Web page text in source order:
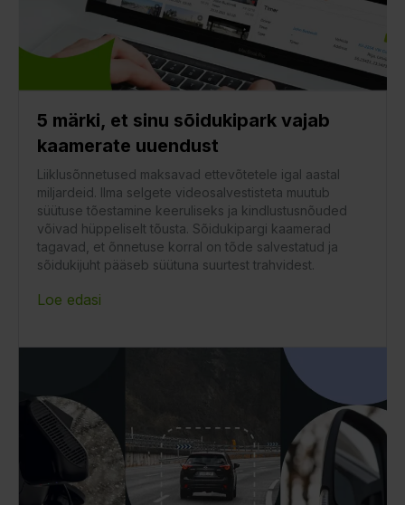
5 märki, et sinu sõidukipark vajab
kaamerate uuendust
Liiklusõnnetused maksavad ettevõtetele igal aastal
miljardeid. Ilma selgete videosalvestisteta muutub
süütuse tõestamine keeruliseks ja kindlustusnõuded
võivad hüppeliselt tõusta. Sõidukipargi kaamerad
tagavad, et õnnetuse korral on tõde salvestatud ja
sõidukijuht pääseb süütuna suurtest trahvidest.
Loe edasi